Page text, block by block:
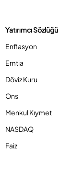
Yatırımcı Sözlüğü
Enflasyon
Emtia
Döviz Kuru
Ons
Menkul Kıymet
NASDAQ
Faiz